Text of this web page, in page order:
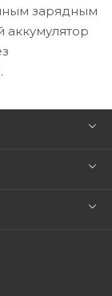
зарядным